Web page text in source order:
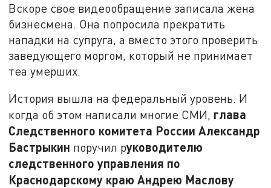
Вскоре свое видеообращение записала жена
бизнесмена. Она попросила прекратить
нападки на супруга, а вместо этого проверить
заведующего моргом, который не принимает
теа умерших.
История вышла на федеральный уровень. И
когда об этом написали многие СМИ, глава
Следственного комитета России Александр
Бастрыкин поручил руководителю
следственного управления по
Краснодарскому краю Андрею Маслову